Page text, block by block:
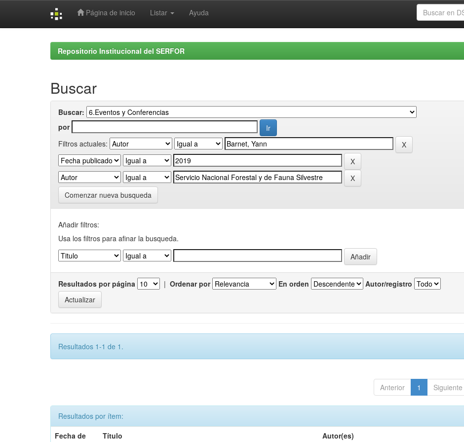
Página de inicio Listar Ayuda
Repositorio Institucional del SERFOR
Buscar
Buscar:
por
Filtros actuales:
Comenzar nueva busqueda
Añadir filtros:
Usa los filtros para afinar la busqueda.
Resultados por página | Ordenar por En orden Autor/registro
Resultados 1-1 de 1.
Anterior 1 Siguiente
Resultados por ítem:
Fecha de
Título Autor(es)